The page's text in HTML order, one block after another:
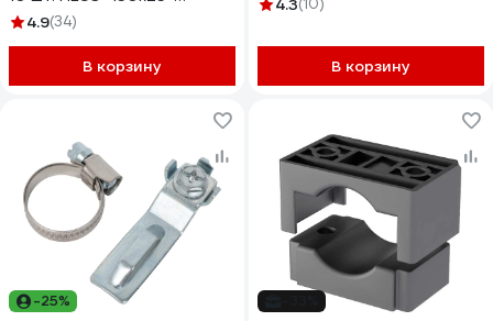
RPX0000
4.9(34)
В корзину
4.3(10)
В корзину
-25%